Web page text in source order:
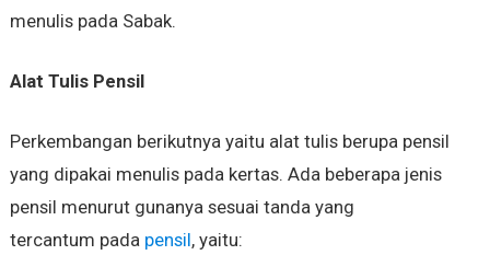
menulis pada Sabak.
Alat Tulis Pensil
Perkembangan berikutnya yaitu alat tulis berupa pensil
yang dipakai menulis pada kertas. Ada beberapa jenis
pensil menurut gunanya sesuai tanda yang
tercantum pada pensil, yaitu: